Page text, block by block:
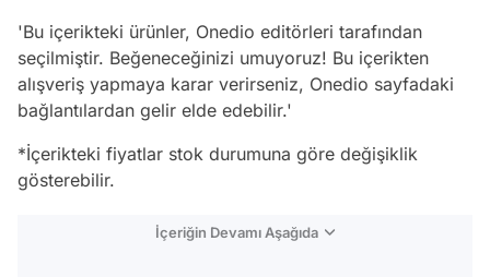
'Bu içerikteki ürünler, Onedio editörleri tarafından
seçilmiştir. Beğeneceğinizi umuyoruz! Bu içerikten
alışveriş yapmaya karar verirseniz, Onedio sayfadaki
bağlantılardan gelir elde edebilir.'
*İçerikteki fiyatlar stok durumuna göre değişiklik
gösterebilir.
İçeriğin Devamı Aşağıda